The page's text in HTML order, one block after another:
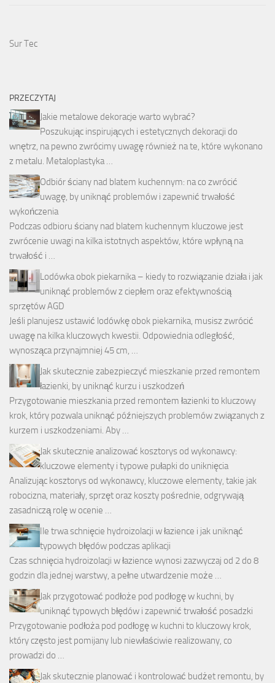
Sur Tec
PRZECZYTAJ
Jakie metalowe dekoracje warto wybrać?
Poszukując inspirujących i estetycznych dekoracji do
wnętrz, na pewno zwrócimy uwagę również na te, które wykonano
z metalu. Metaloplastyka …
Odbiór ściany nad blatem kuchennym: na co zwrócić
uwagę, by uniknąć problemów i zapewnić trwałość
wykończenia
Podczas odbioru ściany nad blatem kuchennym kluczowe jest
zwrócenie uwagi na kilka istotnych aspektów, które wpłyną na
trwałość i …
Lodówka obok piekarnika – kiedy to rozwiązanie działa i jak
uniknąć problemów z ciepłem oraz efektywnością
sprzętów AGD
Jeśli planujesz ustawić lodówkę obok piekarnika, musisz zwrócić
uwagę na kilka kluczowych kwestii. Odpowiednia odległość,
wynosząca przynajmniej 45 cm, …
Jak skutecznie zabezpieczyć mieszkanie przed remontem
łazienki, by uniknąć kurzu i uszkodzeń
Przygotowanie mieszkania przed remontem łazienki to kluczowy
krok, który pozwala uniknąć późniejszych problemów związanych z
kurzem i uszkodzeniami. Aby …
Jak skutecznie analizować kosztorys od wykonawcy:
kluczowe elementy i typowe pułapki do uniknięcia
Analizując kosztorys od wykonawcy, kluczowe elementy, takie jak
robocizna, materiały, sprzęt oraz koszty pośrednie, odgrywają
zasadniczą rolę w ocenie …
Ile trwa schnięcie hydroizolacji w łazience i jak uniknąć
typowych błędów podczas aplikacji
Czas schnięcia hydroizolacji w łazience wynosi zazwyczaj od 2 do 8
godzin dla jednej warstwy, a pełne utwardzenie może …
Jak przygotować podłoże pod podłogę w kuchni, by
uniknąć typowych błędów i zapewnić trwałość posadzki
Przygotowanie podłoża pod podłogę w kuchni to kluczowy krok,
który często jest pomijany lub niewłaściwie realizowany, co
prowadzi do …
Jak skutecznie planować i kontrolować budżet remontu, by